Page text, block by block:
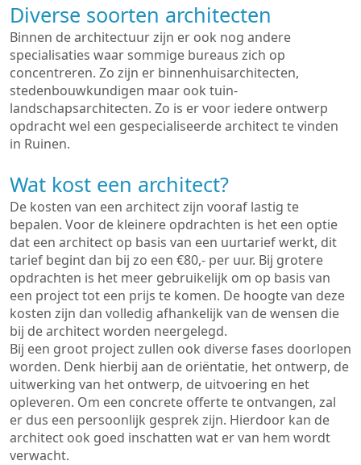
Diverse soorten architecten
Binnen de architectuur zijn er ook nog andere
specialisaties waar sommige bureaus zich op
concentreren. Zo zijn er binnenhuisarchitecten,
stedenbouwkundigen maar ook tuin-
landschapsarchitecten. Zo is er voor iedere ontwerp
opdracht wel een gespecialiseerde architect te vinden
in Ruinen.
Wat kost een architect?
De kosten van een architect zijn vooraf lastig te
bepalen. Voor de kleinere opdrachten is het een optie
dat een architect op basis van een uurtarief werkt, dit
tarief begint dan bij zo een €80,- per uur. Bij grotere
opdrachten is het meer gebruikelijk om op basis van
een project tot een prijs te komen. De hoogte van deze
kosten zijn dan volledig afhankelijk van de wensen die
bij de architect worden neergelegd.
Bij een groot project zullen ook diverse fases doorlopen
worden. Denk hierbij aan de oriëntatie, het ontwerp, de
uitwerking van het ontwerp, de uitvoering en het
opleveren. Om een concrete offerte te ontvangen, zal
er dus een persoonlijk gesprek zijn. Hierdoor kan de
architect ook goed inschatten wat er van hem wordt
verwacht.